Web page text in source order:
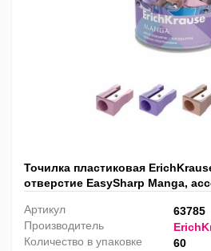
Точилка пластиковая
отверстие EasySharp Manga,
Артикул
63785
Производитель
Количество в упаковке
60